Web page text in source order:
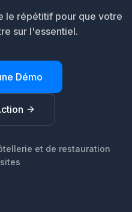
le répétitif pour que votre
sur l'essentiel.
Démo
et de restauration